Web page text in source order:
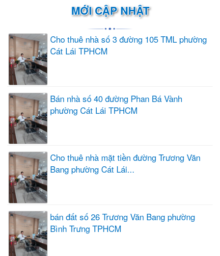
MỚI CẬP NHẬT
Cho thuê nhà số 3 đường 105 TML phường
Cát Lái TPHCM
Bán nhà số 40 đường Phan Bá Vành
phường Cát Lái TPHCM
Cho thuê nhà mặt tiền đường Trương Văn
Bang phường Cát Lái...
bán đất số 26 Trương Văn Bang phường
Bình Trưng TPHCM